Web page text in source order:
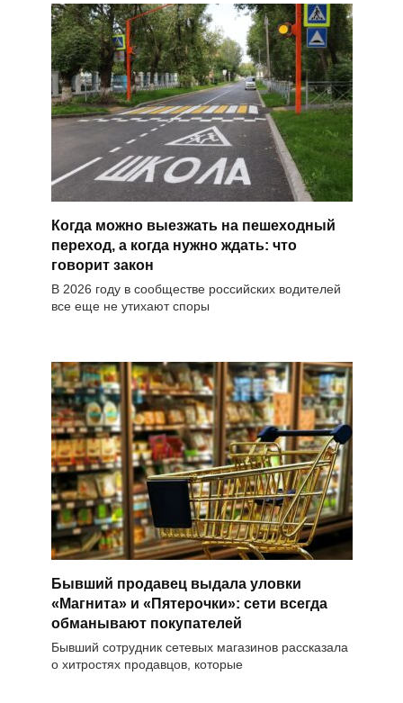
Когда можно выезжать на пешеходный
переход, а когда нужно ждать: что
говорит закон
В 2026 году в сообществе российских водителей
все еще не утихают споры
Бывший продавец выдала уловки
«Магнита» и «Пятерочки»: сети всегда
обманывают покупателей
Бывший сотрудник сетевых магазинов рассказала
о хитростях продавцов, которые